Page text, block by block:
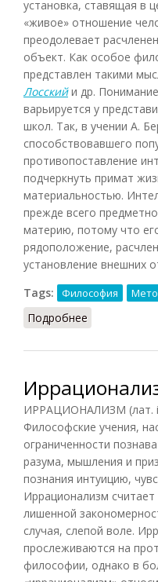
установка, ставящая в
«живое» отношение
преодолевает
объект. Как особое
представлен такими
Лосскийи др.
варьируется у
школ. Так, в учении А.
способствовавшего
противопоставление
подчеркнуть примат
материальностью.
прежде всего
материю, потому что
рядоположение,
установление внешних
Tags:
Философия
Подробнее
ИРРАЦИОНАЛИЗМ (лат.
Философские учения,
ограниченности
разума, мышления и
познания интуицию,
Иррационализм
лишенной
случая, слепой воле.
прослеживаются на
философии, однако в